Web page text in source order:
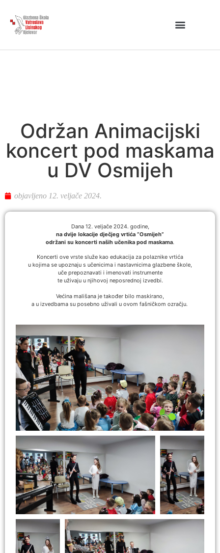
Održan Animacijski
koncert pod maskama
u DV Osmijeh
objavljeno 12. veljače 2024.
Dana 12. veljače 2024. godine,
na dvije lokacije dječjeg vrtića “Osmijeh”
održani su koncerti naših učenika pod maskama.
Koncerti ove vrste služe kao edukacija za polaznike vrtića
u kojima se upoznaju s učenicima i nastavnicima glazbene škole,
uče prepoznavati i imenovati instrumente
te uživaju u njihovoj neposrednoj izvedbi.
Većina mališana je također bilo maskirano,
a u izvedbama su posebno uživali u ovom fašničkom ozračju.